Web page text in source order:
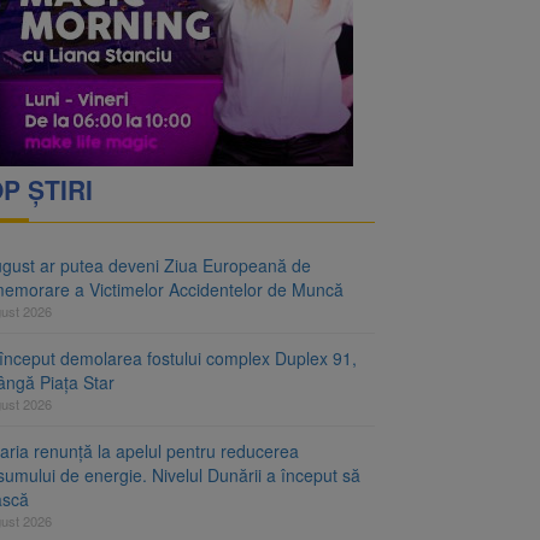
de Muncă
ȘTIRI
ar putea deveni Ziua Europeană de
a Victimelor Accidentelor de Muncă
2026
demolarea fostului complex Duplex 91,
Piața Star
2026
renunță la apelul pentru reducerea
de energie. Nivelul Dunării a început să
2026